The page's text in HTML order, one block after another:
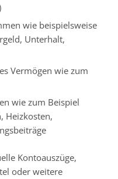
wie beispielsweise
Unterhalt,
Vermögen wie zum
wie zum Beispiel
Heizkosten,
Kontoauszüge,
oder weitere